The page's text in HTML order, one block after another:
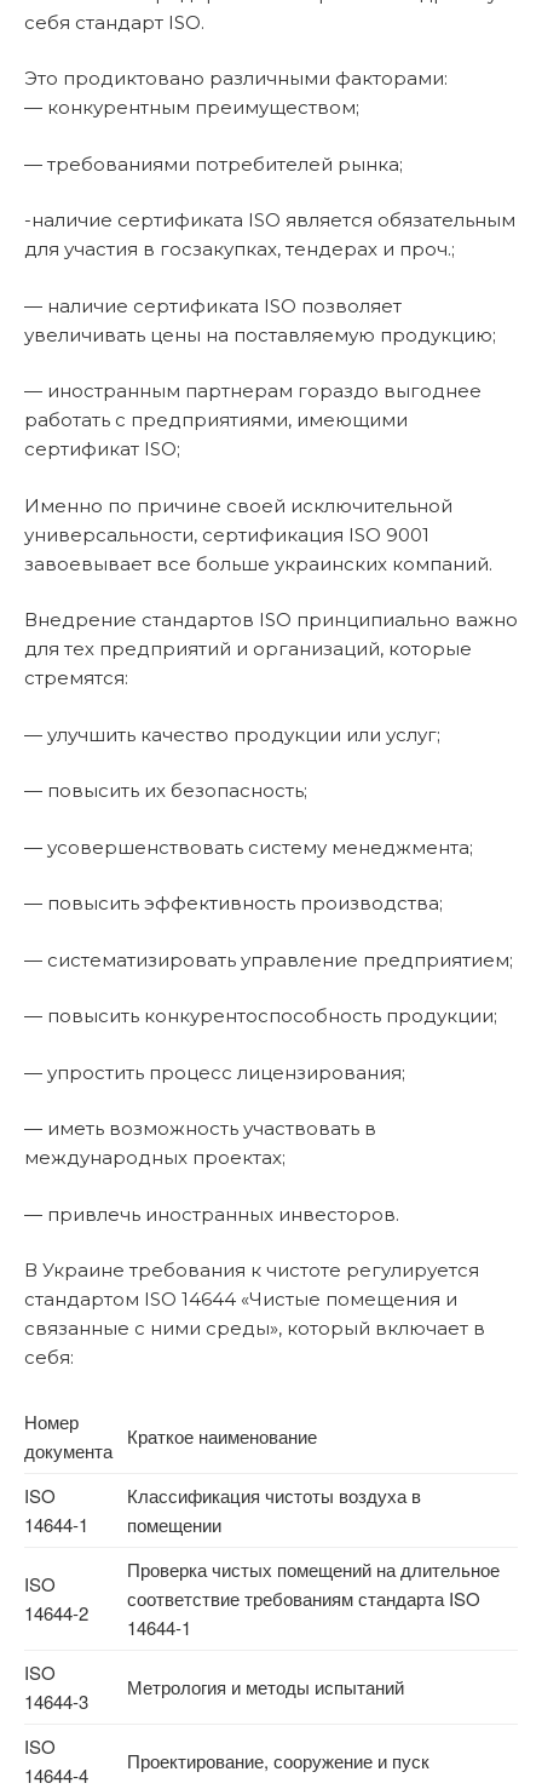
себя стандарт ISO.
Это продиктовано различными факторами:
— конкурентным преимуществом;
— требованиями потребителей рынка;
-наличие сертификата ISO является обязательным
для участия в госзакупках, тендерах и проч.;
— наличие сертификата ISO позволяет
увеличивать цены на поставляемую продукцию;
— иностранным партнерам гораздо выгоднее
работать с предприятиями, имеющими
сертификат ISO;
Именно по причине своей исключительной
универсальности, сертификация ISO 9001
завоевывает все больше украинских компаний.
Внедрение стандартов ISO принципиально важно
для тех предприятий и организаций, которые
стремятся:
— улучшить качество продукции или услуг;
— повысить их безопасность;
— усовершенствовать систему менеджмента;
— повысить эффективность производства;
— систематизировать управление предприятием;
— повысить конкурентоспособность продукции;
— упростить процесс лицензирования;
— иметь возможность участвовать в
международных проектах;
— привлечь иностранных инвесторов.
В Украине требования к чистоте регулируется
стандартом ISO 14644 «Чистые помещения и
связанные с ними среды», который включает в
себя:
Номер
документа
Краткое наименование
ISO
14644-1
Классификация чистоты воздуха в
помещении
ISO
14644-2
Проверка чистых помещений на длительное
соответствие требованиям стандарта ISO
14644-1
ISO
14644-3
Метрология и методы испытаний
ISO
14644-4
Проектирование, сооружение и пуск